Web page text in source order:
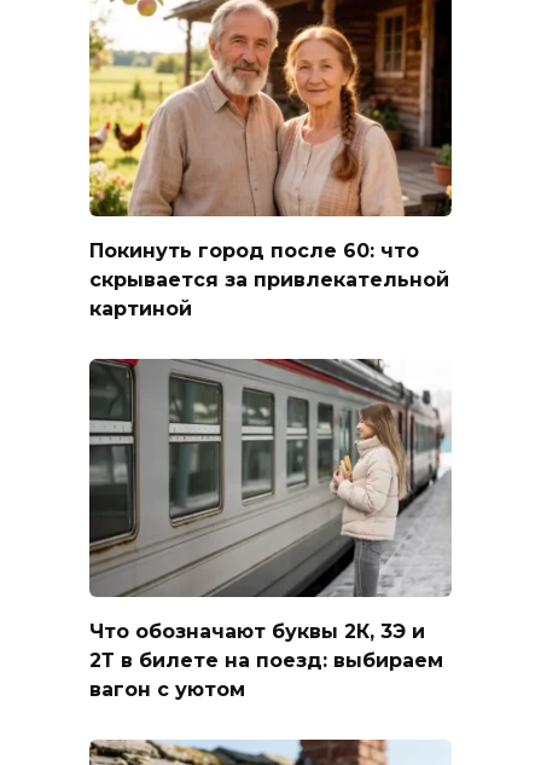
Покинуть город после 60: что
скрывается за привлекательной
картиной
Что обозначают буквы 2К, 3Э и
2Т в билете на поезд: выбираем
вагон с уютом